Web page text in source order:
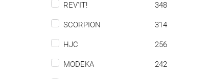
REV'IT! 348
SCORPION 314
HJC 256
MODEKA 242